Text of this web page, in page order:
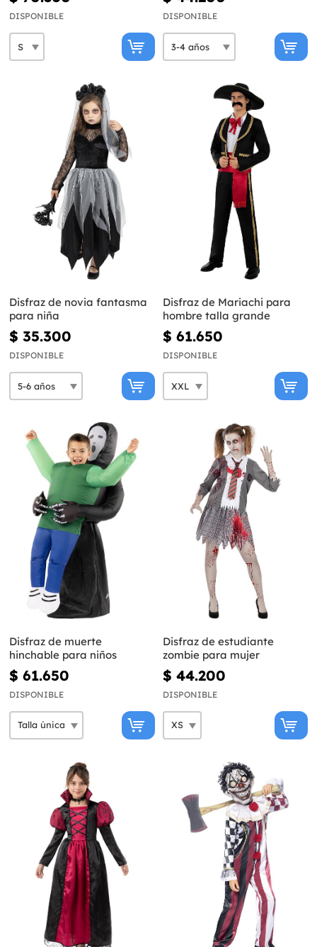
DISPONIBLE DISPONIBLE
Disfraz de novia fantasma
para niña
$ 35.300
DISPONIBLE
Disfraz de Mariachi para
hombre talla grande
$ 61.650
DISPONIBLE
Disfraz de muerte
hinchable para niños
$ 61.650
DISPONIBLE
Disfraz de estudiante
zombie para mujer
$ 44.200
DISPONIBLE